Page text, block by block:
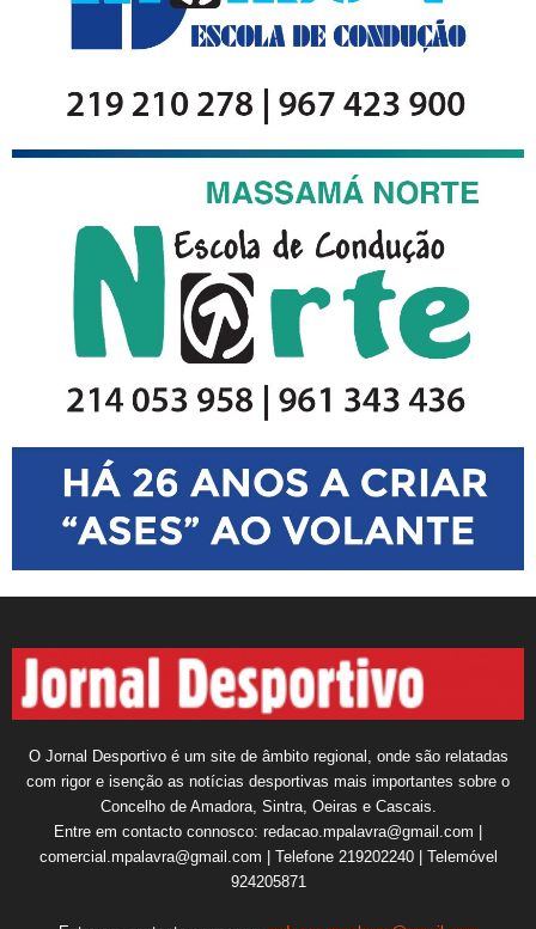
O Jornal Desportivo é um site de âmbito regional, onde são relatadas
com rigor e isenção as notícias desportivas mais importantes sobre o
Concelho de Amadora, Sintra, Oeiras e Cascais.
Entre em contacto connosco: redacao.mpalavra@gmail.com |
comercial.mpalavra@gmail.com | Telefone 219202240 | Telemóvel
924205871